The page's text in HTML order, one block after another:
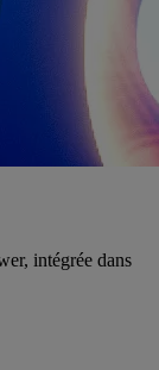
intégrée dans